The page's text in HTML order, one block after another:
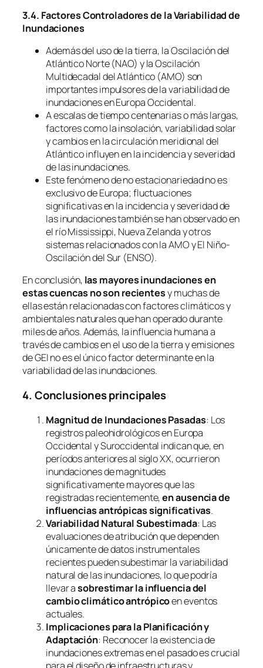
3.4. Factores Controladores de la Variabilidad de
Inundaciones
Además del uso de la tierra, la Oscilación del
Atlántico Norte (NAO) y la Oscilación
Multidecadal del Atlántico (AMO) son
importantes impulsores de la variabilidad de
inundaciones en Europa Occidental.
A escalas de tiempo centenarias o más largas,
factores como la insolación, variabilidad solar
y cambios en la circulación meridional del
Atlántico influyen en la incidencia y severidad
de las inundaciones.
Este fenómeno de no estacionariedad no es
exclusivo de Europa; fluctuaciones
significativas en la incidencia y severidad de
las inundaciones también se han observado en
el río Mississippi, Nueva Zelanda y otros
sistemas relacionados con la AMO y El Niño-
Oscilación del Sur (ENSO).
En conclusión, las mayores inundaciones en
estas cuencas no son recientesy muchas de
ellas están relacionadas con factores climáticos y
ambientales naturales que han operado durante
miles de años. Además, la influencia humana a
través de cambios en el uso de la tierra y emisiones
de GEI no es el único factor determinante en la
variabilidad de las inundaciones.
4. Conclusiones principales
Magnitud de Inundaciones Pasadas: Los
registros paleohidrológicos en Europa
Occidental y Suroccidental indican que, en
períodos anteriores al siglo XX, ocurrieron
inundaciones de magnitudes
significativamente mayores que las
registradas recientemente,en ausencia de
influencias antrópicas significativas.
Variabilidad Natural Subestimada: Las
evaluaciones de atribución que dependen
únicamente de datos instrumentales
recientes pueden subestimar la variabilidad
natural de las inundaciones, lo que podría
llevar asobrestimar la influencia del
cambio climático antrópicoen eventos
actuales.
Implicaciones para la Planificación y
Adaptación: Reconocer la existencia de
inundaciones extremas en el pasado es crucial